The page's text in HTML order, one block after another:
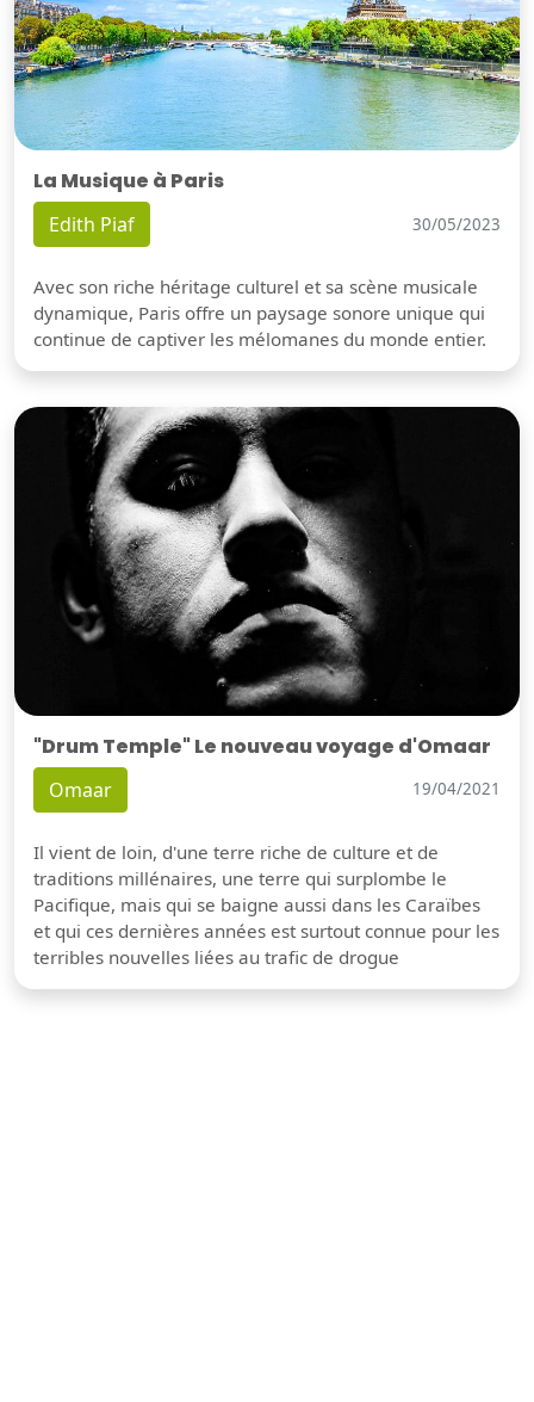
La Musique à Paris
Edith Piaf 30/05/2023
Avec son riche héritage culturel et sa scène musicale
dynamique, Paris offre un paysage sonore unique qui
continue de captiver les mélomanes du monde entier.
"Drum Temple" Le nouveau voyage d'Omaar
Omaar 19/04/2021
Il vient de loin, d'une terre riche de culture et de
traditions millénaires, une terre qui surplombe le
Pacifique, mais qui se baigne aussi dans les Caraïbes
et qui ces dernières années est surtout connue pour les
terribles nouvelles liées au trafic de drogue